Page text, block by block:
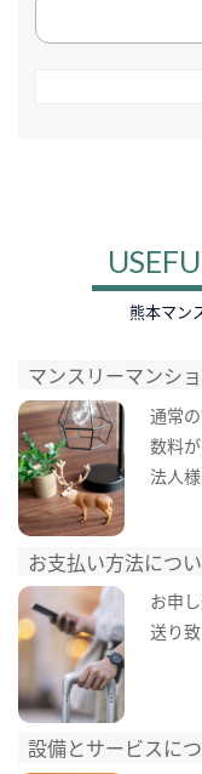
熊本マン
マンスリーマンシ
通常
数料
法人
お支払い方法につ
お申
送り致
設備とサービスに